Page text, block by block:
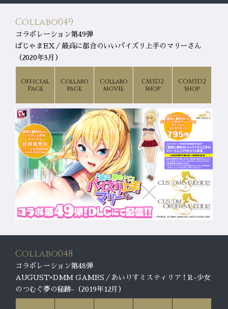
Collabo049
コラボレーション第49弾
ぱじゃまEX／最高に都合のいいパイズリ上手のマリーさん
（2020年3月）
Official
Page
Collabo
page
Collabo
movie
CM3D2
shop
COM3D2
shop
Collabo048
コラボレーション第48弾
AUGUST×DMM GAMES／あいりすミスティリア！R-少女
のつむぐ夢の秘跡-（2019年12月）